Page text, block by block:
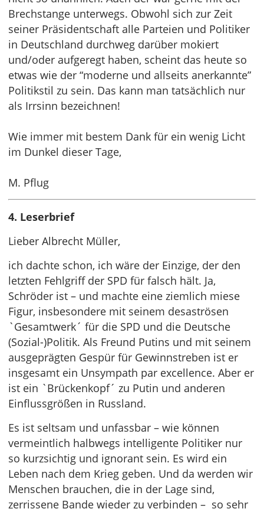
Brechstange unterwegs. Obwohl sich zur Zeit
seiner Präsidentschaft alle Parteien und Politiker
in Deutschland durchweg darüber mokiert
und/oder aufgeregt haben, scheint das heute so
etwas wie der “moderne und allseits anerkannte”
Politikstil zu sein. Das kann man tatsächlich nur
als Irrsinn bezeichnen!
Wie immer mit bestem Dank für ein wenig Licht
im Dunkel dieser Tage,
M. Pflug
4. Leserbrief
Lieber Albrecht Müller,
ich dachte schon, ich wäre der Einzige, der den
letzten Fehlgriff der SPD für falsch hält. Ja,
Schröder ist – und machte eine ziemlich miese
Figur, insbesondere mit seinem desaströsen
`Gesamtwerk´ für die SPD und die Deutsche
(Sozial-)Politik. Als Freund Putins und mit seinem
ausgeprägten Gespür für Gewinnstreben ist er
insgesamt ein Unsympath par excellence. Aber er
ist ein `Brückenkopf´ zu Putin und anderen
Einflussgrößen in Russland.
Es ist seltsam und unfassbar – wie können
vermeintlich halbwegs intelligente Politiker nur
so kurzsichtig und ignorant sein. Es wird ein
Leben nach dem Krieg geben. Und da werden wir
Menschen brauchen, die in der Lage sind,
zerrissene Bande wieder zu verbinden – so sehr